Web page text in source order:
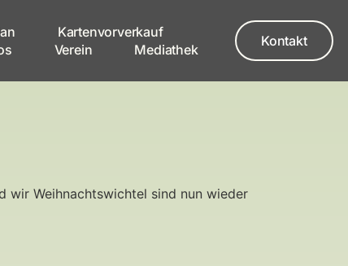
Kartenvorverkauf
Verein Mediathek
Kontakt
wir Weihnachtswichtel sind nun wieder